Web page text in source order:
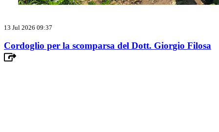
13 Jul 2026 09:37
Cordoglio per la scomparsa del Dott. Giorgio Filosa